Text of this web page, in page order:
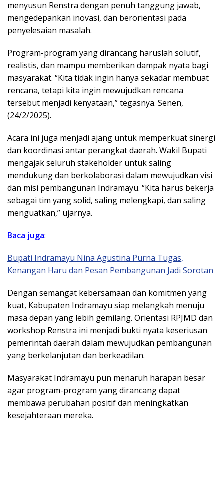
menyusun Renstra dengan penuh tanggung jawab,
mengedepankan inovasi, dan berorientasi pada
penyelesaian masalah.
Program-program yang dirancang haruslah solutif,
realistis, dan mampu memberikan dampak nyata bagi
masyarakat. “Kita tidak ingin hanya sekadar membuat
rencana, tetapi kita ingin mewujudkan rencana
tersebut menjadi kenyataan,” tegasnya. Senen,
(24/2/2025).
Acara ini juga menjadi ajang untuk memperkuat sinergi
dan koordinasi antar perangkat daerah. Wakil Bupati
mengajak seluruh stakeholder untuk saling
mendukung dan berkolaborasi dalam mewujudkan visi
dan misi pembangunan Indramayu. “Kita harus bekerja
sebagai tim yang solid, saling melengkapi, dan saling
menguatkan,” ujarnya.
Baca juga:
Bupati Indramayu Nina Agustina Purna Tugas,
Kenangan Haru dan Pesan Pembangunan Jadi Sorotan
Dengan semangat kebersamaan dan komitmen yang
kuat, Kabupaten Indramayu siap melangkah menuju
masa depan yang lebih gemilang. Orientasi RPJMD dan
workshop Renstra ini menjadi bukti nyata keseriusan
pemerintah daerah dalam mewujudkan pembangunan
yang berkelanjutan dan berkeadilan.
Masyarakat Indramayu pun menaruh harapan besar
agar program-program yang dirancang dapat
membawa perubahan positif dan meningkatkan
kesejahteraan mereka.